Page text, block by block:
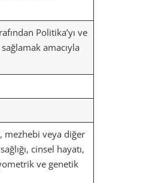
Politika’yı ve
amacıyla
mezhebi veya diğer
cinsel hayatı,
ve genetik